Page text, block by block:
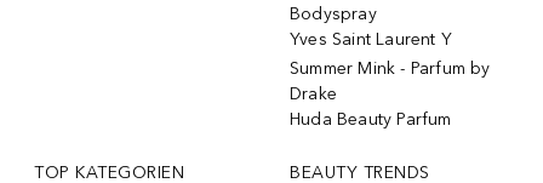
Bodyspray
Yves Saint Laurent Y
Summer Mink - Parfum by
Drake
Huda Beauty Parfum
TOP KATEGORIEN BEAUTY TRENDS